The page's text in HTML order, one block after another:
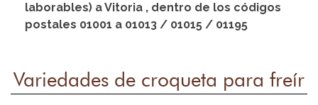
laborables) a Vitoria , dentro de los códigos
postales 01001 a 01013 / 01015 / 01195
Variedades de croqueta para freír